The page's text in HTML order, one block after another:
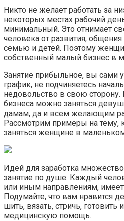
Никто не желает работать за
некоторых местах рабочий
минимальный. Это отнимает
человека от развития, общения
семью и детей. Поэтому
собственный малый бизнес в
Занятие прибыльное, вы сами
график, не подчиняетесь
недовольство в свою сторону.
бизнеса можно заняться
дамам, да и всем желающим
Рассмотрим примеры на тему,
заняться женщине в
Идей для заработка
занятие по душе. Каждый
или иным направлениям,
Подумайте, что вам нравится
шить, вязать, стричь, готовить
медицинскую помощь.